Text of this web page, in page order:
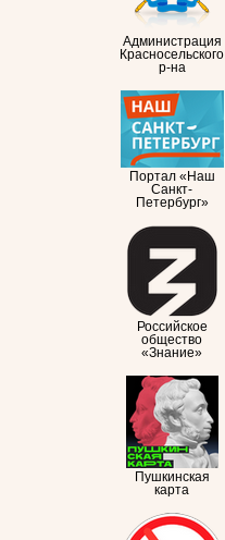
Администрация
Красносельского
р-на
Портал «Наш
Санкт-
Петербург»
Российское
общество
«Знание»
Пушкинская
карта